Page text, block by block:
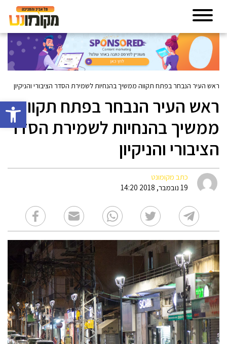
פתח
ראש העיר הנבחר בפתח תקווה ממשיך בהנחיות לשמירת הסדר הציבורי והניקיון
ראש העיר הנבחר בפתח תקווה
ממשיך בהנחיות לשמירת הסדר
הציבורי והניקיון
כתב מקומונט
19 נובמבר, 2018 14:20